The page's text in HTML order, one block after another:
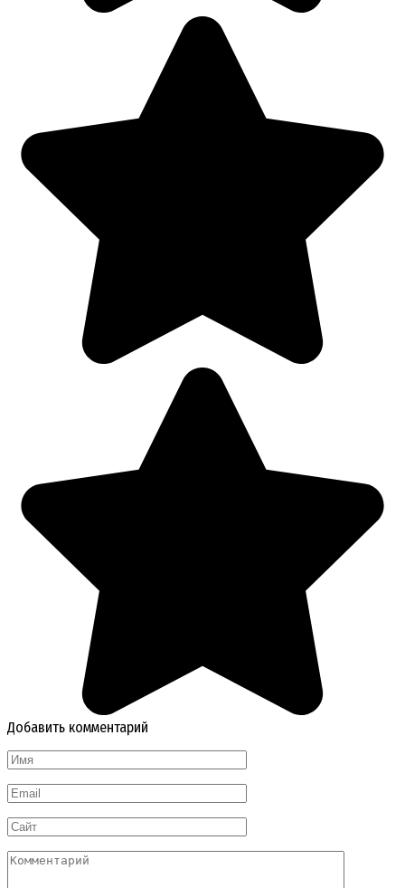
Добавить комментарий
Имя
*
Email
*
Сайт
Комментарий